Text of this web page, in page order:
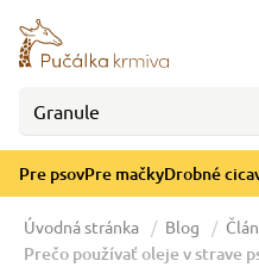
Pre psovPre mačkyDrobné
psov
Pre psov
psov
mačky
Pre mačky
mačky
cicavce
Drobné cicavce
sezóna
Letná sezóna
ochladenie
Výpredaj
CZK
Úvodná stránka Blog
Prečo používať oleje v strave